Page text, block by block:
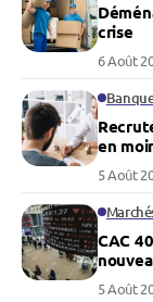
crise
6 Août
en
5 Août
CAC
5 Août